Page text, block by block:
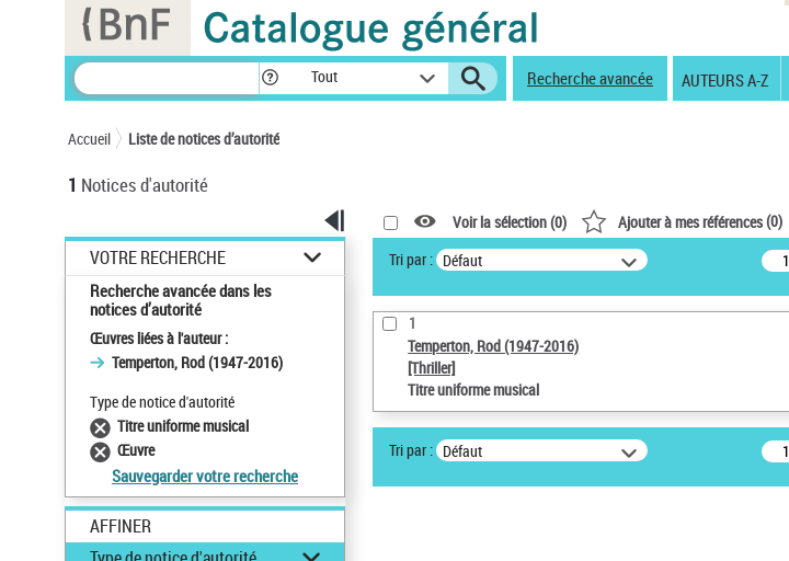
Tout Recherche avancée AUTEURS A-Z
Accueil Liste de notices d’autorité
1 Notices d'autorité
VOTRE RECHERCHE
Recherche avancée dans les
notices d’autorité
Œuvres liées à l'auteur :
Temperton, Rod (1947-2016)
Type de notice d'autorité
Titre uniforme musical
Œuvre
Sauvegarder votre recherche
AFFINER
Voir la sélection (0) Ajouter à mes références(0)
Tri par : Défaut
1
Temperton, Rod (1947-2016)
[Thriller]
Titre uniforme musical
Tri par : Défaut
Panneau de gestion des cookies